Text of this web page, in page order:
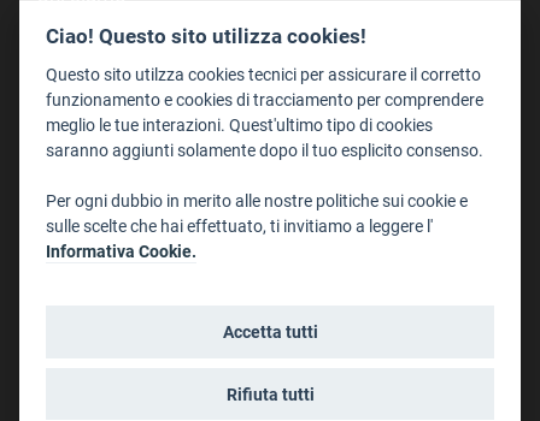
Redazione
Staff
Format - Centro Audiovisivi
Trentino Film Commission
Dove Siamo
Struttura di riferimento
Ciao! Questo sito utilizza cookies!
Questo sito utilzza cookies tecnici per assicurare il corretto
funzionamento e cookies di tracciamento per comprendere
meglio le tue interazioni. Quest'ultimo tipo di cookies
saranno aggiunti solamente dopo il tuo esplicito consenso.
Per ogni dubbio in merito alle nostre politiche sui cookie e
sulle scelte che hai effettuato, ti invitiamo a leggere l'
Informativa Cookie.
Accetta tutti
Rifiuta tutti